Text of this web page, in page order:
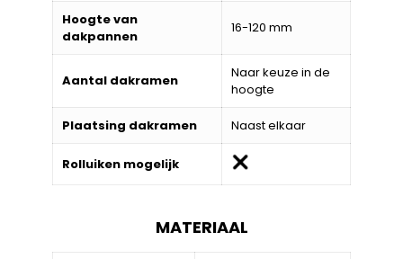
Hoogte van
dakpannen
16-120 mm
Aantal dakramen
Naar keuze in de
hoogte
Plaatsing dakramen Naast elkaar
Rolluiken mogelijk
MATERIAAL